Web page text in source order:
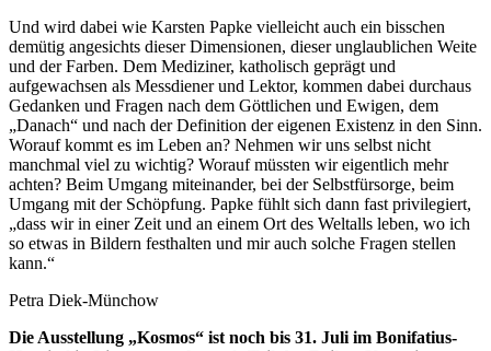
Und wird dabei wie Karsten Papke vielleicht auch ein bisschen
demütig angesichts dieser Dimensionen, dieser unglaublichen Weite
und der Farben. Dem Mediziner, katholisch geprägt und
aufgewachsen als Messdiener und Lektor, kommen dabei durchaus
Gedanken und Fragen nach dem Göttlichen und Ewigen, dem
„Danach“ und nach der Definition der eigenen Existenz in den Sinn.
Worauf kommt es im Leben an? Nehmen wir uns selbst nicht
manchmal viel zu wichtig? Worauf müssten wir eigentlich mehr
achten? Beim Umgang miteinander, bei der Selbstfürsorge, beim
Umgang mit der Schöpfung. Papke fühlt sich dann fast privilegiert,
„dass wir in einer Zeit und an einem Ort des Weltalls leben, wo ich
so etwas in Bildern festhalten und mir auch solche Fragen stellen
kann.“
Petra Diek-Münchow
Die Ausstellung „Kosmos“ ist noch bis 31. Juli im Bonifatius-